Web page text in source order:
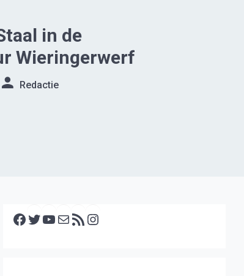
in de
Wieringerwerf
Redactie
Facebook Twitter YouTube E-mail RSS feed